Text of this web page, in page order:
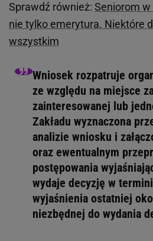
Sprawdź również: Seniorom w
nie tylko emerytura. Niektóre
wszystkim
Wniosek rozpatruje
ze względu na miejsce
zainteresowanej lub
Zakładu wyznaczona
analizie wniosku i
oraz ewentualnym
postępowania
wydaje decyzję w
wyjaśnienia ostatniej
niezbędnej do wydania